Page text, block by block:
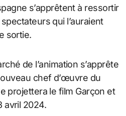
s’apprêtent à ressortir
qui l’auraient
sortie.
de l’animation s’apprête
chef d’œuvre du
projettera le film Garçon et
avril 2024.